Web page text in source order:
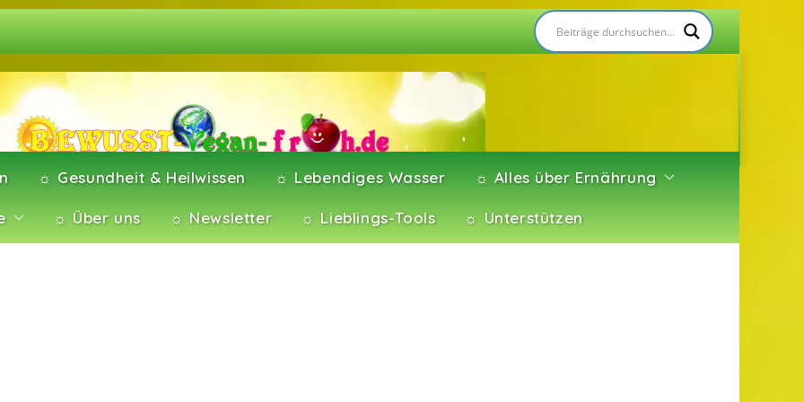
☼ Gesundheit & Heilwissen ☼ Lebendiges Wasser ☼ Alles über Ernährung
☼ Über uns ☼ Newsletter ☼ Lieblings-Tools ☼ Unterstützen